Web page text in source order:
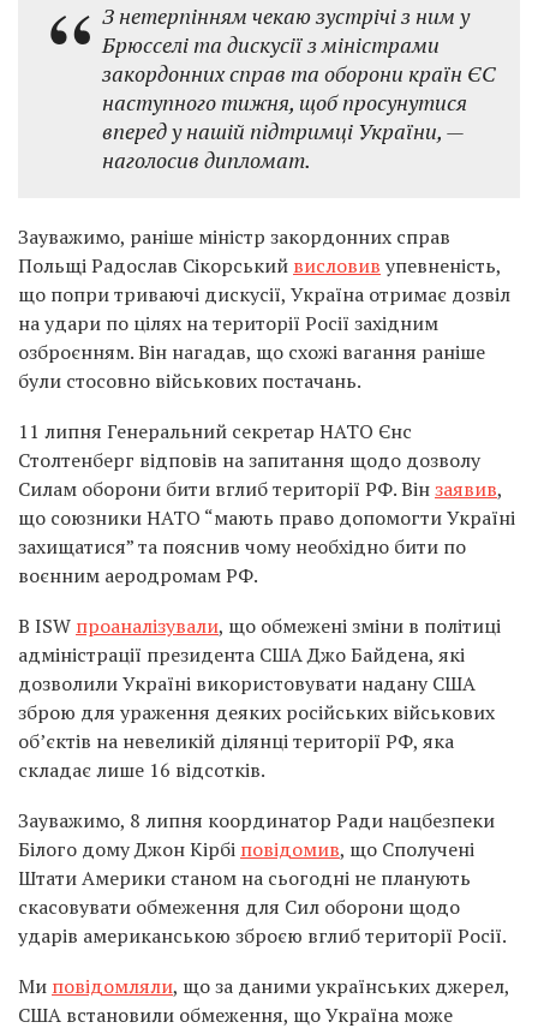
З нетерпінням чекаю зустрічі з ним у
Брюсселі та дискусії з міністрами
закордонних справ та оборони країн ЄС
наступного тижня, щоб просунутися
вперед у нашій підтримці України, —
наголосив дипломат.
Зауважимо, раніше міністр закордонних справ
Польщі Радослав Сікорський висловив упевненість,
що попри триваючі дискусії, Україна отримає дозвіл
на удари по цілях на території Росії західним
озброєнням. Він нагадав, що схожі вагання раніше
були стосовно військових постачань.
11 липня Генеральний секретар НАТО Єнс
Столтенберг відповів на запитання щодо дозволу
Силам оборони бити вглиб території РФ. Вінзаявив,
що союзники НАТО “мають право допомогти Україні
захищатися” та пояснив чому необхідно бити по
воєнним аеродромам РФ.
В ISW проаналізували, що обмежені зміни в політиці
адміністрації президента США Джо Байдена, які
дозволили Україні використовувати надану США
зброю для ураження деяких російських військових
об’єктів на невеликій ділянці території РФ, яка
складає лише 16 відсотків.
Зауважимо, 8 липня координатор Ради нацбезпеки
Білого дому Джон Кірбі повідомив, що Сполучені
Штати Америки станом на сьогодні не планують
скасовувати обмеження для Сил оборони щодо
ударів американською зброєю вглиб території Росії.
Ми повідомляли, що за даними українських джерел,
США встановили обмеження, що Україна може